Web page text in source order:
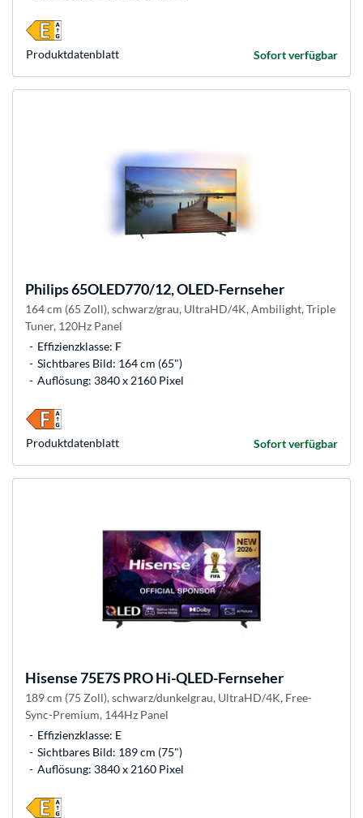
Sofort verfügbar
Produkt­datenblatt
Philips65OLED770/12, OLED-Fernseher
164 cm (65 Zoll), schwarz/grau, UltraHD/4K, Ambilight, Triple
Tuner, 120Hz Panel
Effizienzklasse: F
Sichtbares Bild: 164 cm (65")
Auflösung: 3840 x 2160 Pixel
Sofort verfügbar
Produkt­datenblatt
Hisense75E7S PRO Hi-QLED-Fernseher
189 cm (75 Zoll), schwarz/dunkelgrau, UltraHD/4K, Free-
Sync-Premium, 144Hz Panel
Effizienzklasse: E
Sichtbares Bild: 189 cm (75")
Auflösung: 3840 x 2160 Pixel